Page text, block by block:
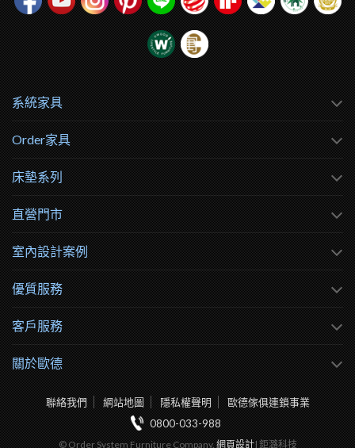
系統家具
Order家具
床墊系列
直營門市
室內設計案例
優質服務
客戶服務
關於歐德
聯絡我們 網站地圖 隱私權聲明
歐德傢俱連鎖事業
0800-033-988
© Order System Furniture Company.網頁設計| 鉅潞科技